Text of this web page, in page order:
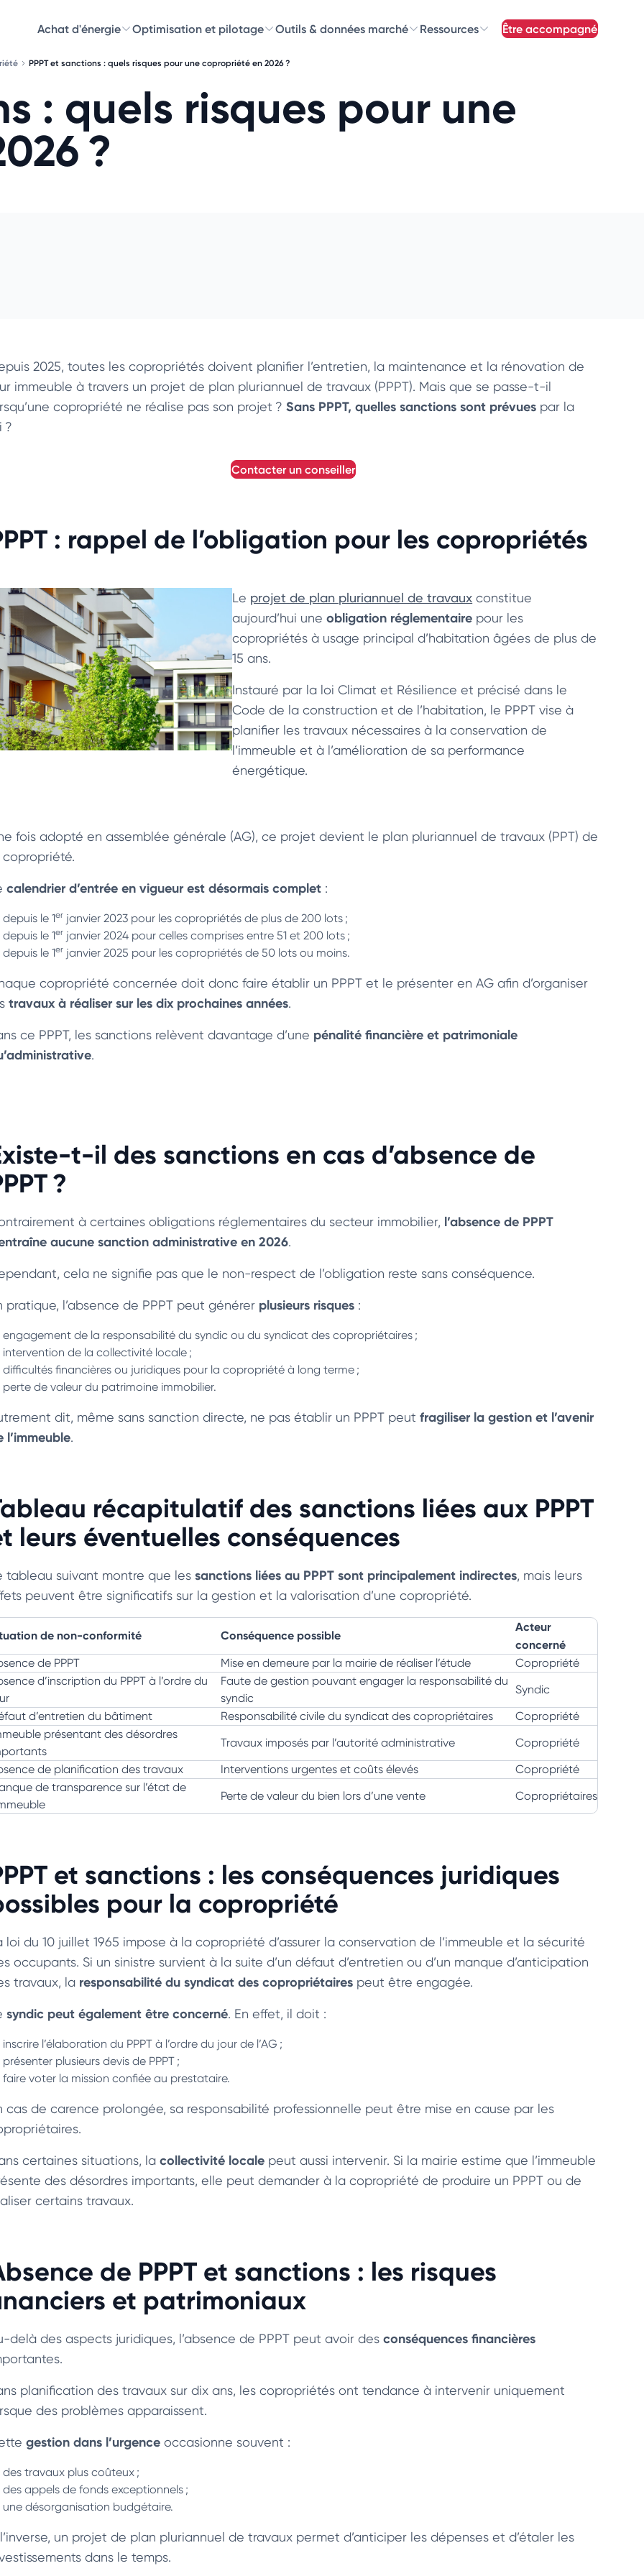
Achat d'énergie Optimisation et pilotage Outils & données marché Ressources être accompagné
PPPT et sanctions : quels risques pour une copropriété en 2026 ?
: quels risques pour une
?
2025, toutes les copropriétés doivent planifier l’entretien, la maintenance et la rénovation de
immeuble à travers un projet de plan pluriannuel de travaux (PPPT). Mais que se passe-t-il
copropriété ne réalise pas son projet ? Sans PPPT, quelles sanctions sont prévues par la
?
contacter un conseiller
: rappel de l’obligation pour les copropriétés
Le projet de plan pluriannuel de travaux constitue
aujourd’hui uneobligation réglementaire pour les
copropriétés à usage principal d’habitation âgées de plus de
15 ans.
Instauré par la loi Climat et Résilience et précisé dans le
Code de la construction et de l’habitation, le PPPT vise à
planifier les travaux nécessaires à la conservation de
l’immeuble et à l’amélioration de sa performance
énergétique.
fois adopté en assemblée générale (AG), ce projet devient le plan pluriannuel de travaux (PPT) de
copropriété.
calendrier d’entrée en vigueur est désormais complet :
depuis le 1er janvier 2023 pour les copropriétés de plus de 200 lots ;
depuis le 1er janvier 2024 pour celles comprises entre 51 et 200 lots ;
depuis le 1er janvier 2025 pour les copropriétés de 50 lots ou moins.
copropriété concernée doit donc faire établir un PPPT et le présenter en AG afin d’organiser
travaux à réaliser sur les dix prochaines années.
ce PPPT, les sanctions relèvent davantage d’une pénalité financière et patrimoniale
.
t-il des sanctions en cas d’absence de
?
à certaines obligations réglementaires du secteur immobilier, l’absence de PPPT
aucune sanction administrative en 2026.
cela ne signifie pas que le non-respect de l’obligation reste sans conséquence.
pratique, l’absence de PPPT peut générer plusieurs risques :
engagement de la responsabilité du syndic ou du syndicat des copropriétaires ;
intervention de la collectivité locale ;
difficultés financières ou juridiques pour la copropriété à long terme ;
perte de valeur du patrimoine immobilier.
dit, même sans sanction directe, ne pas établir un PPPT peut fragiliser la gestion et l’avenir
l’immeuble.
récapitulatif des sanctions liées aux PPPT
leurs éventuelles conséquences
tableau suivant montre que les sanctions liées au PPPT sont principalement indirectes, mais leurs
peuvent être significatifs sur la gestion et la valorisation d’une copropriété.
de non-conformité Conséquence possible
Acteur
concerné
de PPPT Mise en demeure par la mairie de réaliser l’étude
Copropriété
d’inscription du PPPT à l’ordre du
Faute de gestion pouvant engager la responsabilité du
syndic
Syndic
d’entretien du bâtiment
Responsabilité civile du syndicat des copropriétaires
Copropriété
présentant des désordres
Travaux imposés par l’autorité administrative
Copropriété
de planification des travaux
Interventions urgentes et coûts élevés
Copropriété
de transparence sur l’état de
Perte de valeur du bien lors d’une vente Copropriétaires
et sanctions : les conséquences juridiques
pour la copropriété
loi du 10 juillet 1965 impose à la copropriété d’assurer la conservation de l’immeuble et la sécurité
occupants. Si un sinistre survient à la suite d’un défaut d’entretien ou d’un manque d’anticipation
travaux, la responsabilité du syndicat des copropriétaires peut être engagée.
syndic peut également être concerné. En effet, il doit :
inscrire l’élaboration du PPPT à l’ordre du jour de l’AG ;
présenter plusieurs devis de PPPT ;
faire voter la mission confiée au prestataire.
cas de carence prolongée, sa responsabilité professionnelle peut être mise en cause par les
certaines situations, la collectivité locale peut aussi intervenir. Si la mairie estime que l’immeuble
des désordres importants, elle peut demander à la copropriété de produire un PPPT ou de
certains travaux.
de PPPT et sanctions : les risques
et patrimoniaux
delà des aspects juridiques, l’absence de PPPT peut avoir des conséquences financières
planification des travaux sur dix ans, les copropriétés ont tendance à intervenir uniquement
des problèmes apparaissent.
gestion dans l’urgence occasionne souvent :
des travaux plus coûteux ;
des appels de fonds exceptionnels ;
une désorganisation budgétaire.
un projet de plan pluriannuel de travaux permet d’anticiper les dépenses et d’étaler les
dans le temps.
Choisissez les newsletters qui vous intéressent